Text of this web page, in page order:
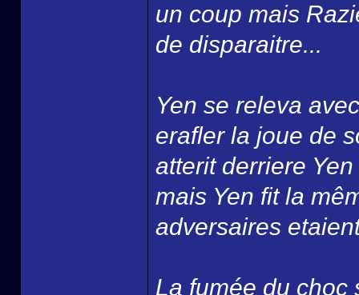
un coup mais
de disparaitre...
Yen se releva
erafler la joue de
atterit derriere
mais Yen fit la
adversaires
La fumée du choc